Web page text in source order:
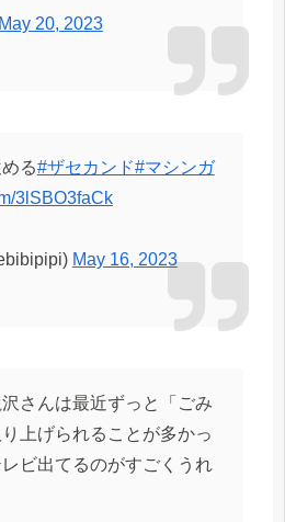
May 20, 2023
る#ザセカンド#マシンガ
3lSBO3faCk
May 16, 2023
さんは最近ずっと「ごみ
上げられることが多かっ
ビ出てるのがすごくうれ